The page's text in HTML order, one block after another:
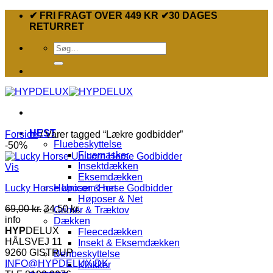
Fortsæt✔ FRI FRAGT OVER 449 KR ✔30 DAGES
RETURRET
Søg
efter:
HEST
Fluebeskyttelse
Fluemasker
Insektdækken
Eksemdækken
Høposer & net
Høposer & Net
Grimer & Træktov
Dækken
Fleecedækken
Insekt & Eksemdækken
Benbeskyttelse
Klokker
Forside /Varer tagged “Lækre godbidder”
-50%
Vis
Lucky Horse Unicorn Horse Godbidder
69,00kr.Den
oprindelige
pris
var:
69,00 kr..
34,50kr.Den
aktuelle
pris
er:
34,50 kr..
info
HYPDELUX
HÅLSVEJ 11
9260 GISTRUP
INFO@HYPDELUX.DK